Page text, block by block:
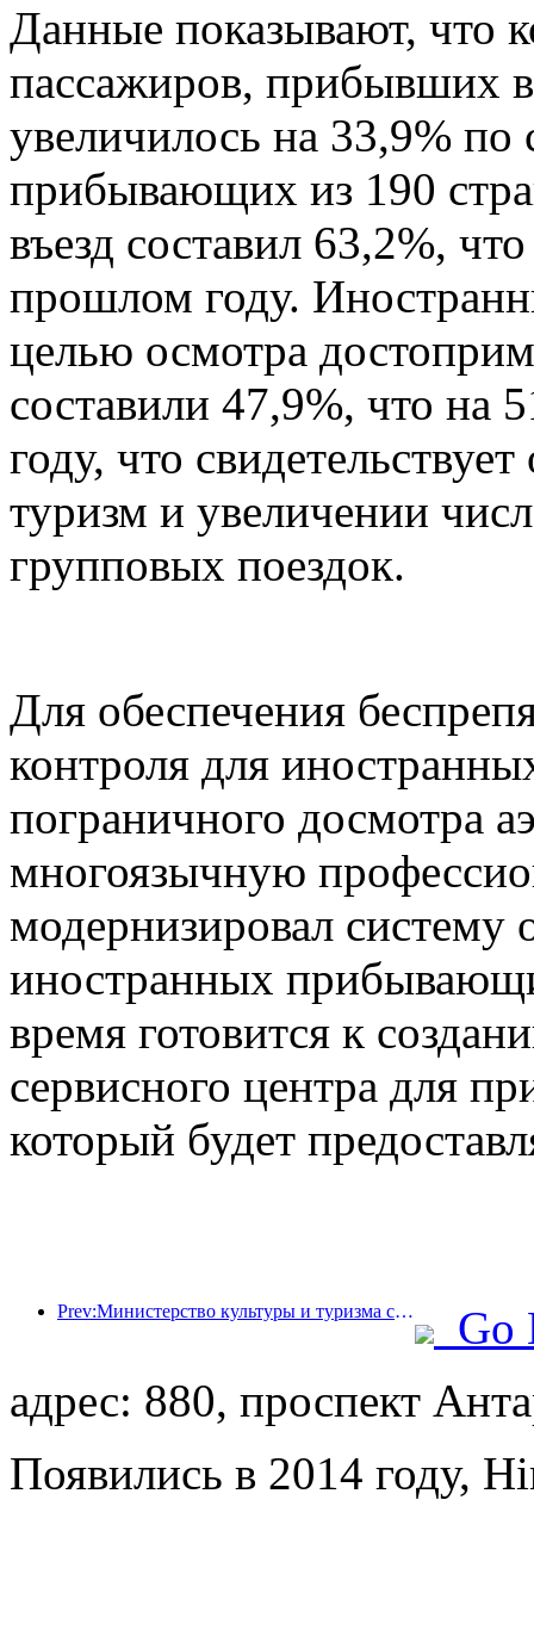
Данные показывают, что
пассажиров, прибывших в
увеличилось на 33,9%
прибывающих из 190
въезд составил 63,2%,
прошлом году.
целью осмотра
составили 47,9%, что
году, что
туризм и увеличении
групповых поездок.
Для обеспечения
контроля для
пограничного досмотра
многоязычную
модернизировал систему
иностранных
время готовится к
сервисного центра для
который будет
Prev:Министерство культуры и туризма сообщило, что в 2025 году 16 994 достопримечательности категории А посетили 7,51 миллиарда человек, что принесло доход от туризма в размере 554,49 миллиарда юаней.
Go
адрес: 880, проспект
Появились в 2014 году,